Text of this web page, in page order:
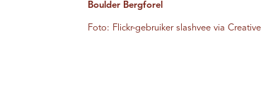
Boulder Bergforel
Foto: Flickr-gebruiker slashvee via